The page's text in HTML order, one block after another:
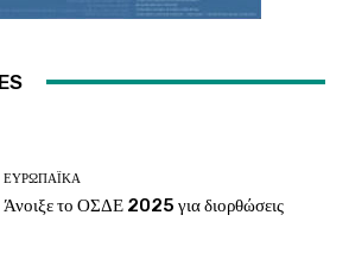
ΕΥΡΩΠΑΪΚΆ
Άνοιξε το ΟΣΔΕ 2025 για διορθώσεις